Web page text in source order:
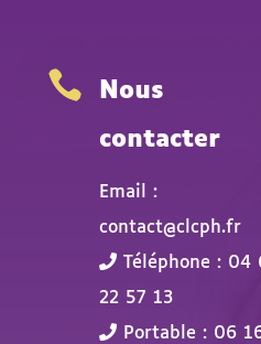

Nous
contacter
Email :
contact@clcph.fr
Téléphone : 04
22 57 13
Portable : 06